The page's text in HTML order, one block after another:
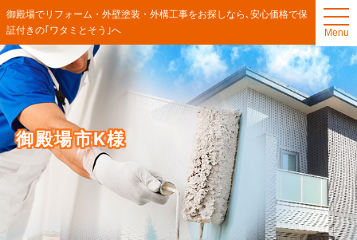
t
o
g
g
e
n
a
v
i
g
a
t
i
o
n
Menu
御殿場でリフォーム・外壁塗装・外構工事をお探しなら､安心価格で保
証付きの｢ワタミとそう｣へ
御殿場市K様